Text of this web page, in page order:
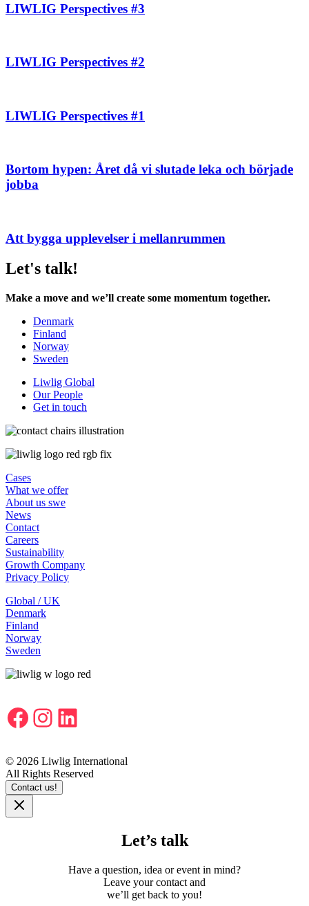
LIWLIG Perspectives #3
LIWLIG Perspectives #2
LIWLIG Perspectives #1
Bortom hypen: Året då vi slutade leka och började
jobba
Att bygga upplevelser i mellanrummen
Let's talk!
Make a move and we’ll create some momentum together.
Denmark
Finland
Norway
Sweden
Liwlig Global
Our People
Get in touch
Cases
What we offer
About us swe
News
Contact
Careers
Sustainability
Growth Company
Privacy Policy
Global / UK
Denmark
Finland
Norway
Sweden
Facebook
Instagram
LinkedIn
© 2026 Liwlig International
All Rights Reserved
Contact us!
Let’s talk
Have a question, idea or event in mind?
Leave your contact and
weʼll get back to you!